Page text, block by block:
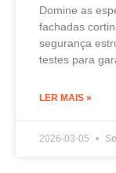
Domine as
fachadas
segurança
testes para
LER MAIS »
2026-03-05